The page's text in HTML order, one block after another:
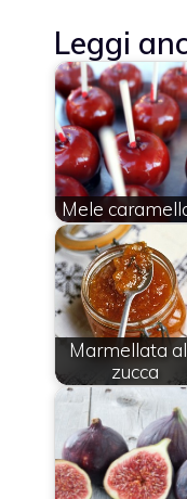
Leggi
Mele
Marmellata
zucca